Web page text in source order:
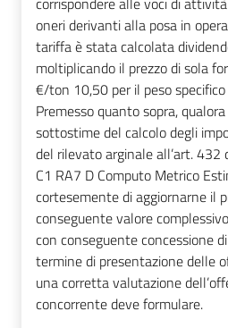
oneri derivanti alla posa in
tariffa è stata calcolata
moltiplicando il prezzo di sola
€/ton 10,50 per il peso
Premesso quanto sopra,
sottostime del calcolo degli
del rilevato arginale all’art. 432
C1 RA7 D Computo Metrico
cortesemente di aggiornarne il
conseguente valore
con conseguente concessione
termine di presentazione delle
una corretta valutazione
concorrente deve formulare.